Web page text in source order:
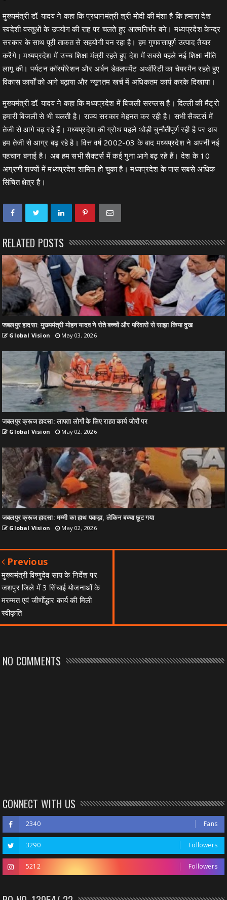
मुख्यमंत्री डॉ. यादव ने कहा कि प्रधानमंत्री श्री मोदी की मंशा है कि हमारा देश
स्वदेशी वस्तुओं के उपयोग की राह पर चलते हुए आत्मनिर्भर बने। मध्यप्रदेश केन्द्र
सरकार के साथ पूरी ताकत से सहयोगी बन रहा है। हम गुणवत्तापूर्ण उत्पाद तैयार
करेंगे। मध्यप्रदेश में उच्च शिक्षा मंत्री रहते हुए देश में सबसे पहले नई शिक्षा नीति
लागू की। पर्यटन कॉरपोरेशन और अर्बन डेवलपमेंट अथॉरिटी का चेयरमैन रहते हुए
विकास कार्यों को आगे बढ़ाया और न्यूनतम खर्च में अधिकतम कार्य करके दिखाया।
मुख्यमंत्री डॉ. यादव ने कहा कि मध्यप्रदेश में बिजली सरप्लस है। दिल्ली की मैट्रो
हमारी बिजली से भी चलती है। राज्य सरकार मेहनत कर रही है। सभी सैक्टर्स में
तेजी से आगे बढ़ रहे हैं। मध्यप्रदेश की ग्रोथ पहले थोड़ी चुनौतीपूर्ण रही है पर अब
हम तेजी से आग्र बढ़ रहे है। वित्त वर्ष 2002-03 के बाद मध्यप्रदेश ने अपनी नई
पहचान बनाई है। अब हम सभी सैक्टर्स में कई गुना आगे बढ़ रहे हैं। देश के 10
अग्रणी राज्यों में मध्यप्रदेश शामिल हो चुका है। मध्यप्रदेश के पास सबसे अधिक
सिंचित क्षेत्र है।
RELATED POSTS
जबलपुर हादसा: मुख्यमंत्री मोहन यादव ने रोते बच्चों और परिवारों से साझा किया दुख
Global Vision May 03, 2026
जबलपुर क्रूज हादसा: लापता लोगों के लिए राहत कार्य जोरों पर
Global Vision May 02, 2026
जबलपुर क्रूज हादसा: मम्मी का हाथ पकड़ा, लेकिन बच्चा छूट गया
Global Vision May 02, 2026
Previous
मुख्यमंत्री विष्णुदेव साय के निर्देश पर
जशपुर जिले में 3 सिंचाई योजनाओं के
मरम्मत एवं जीर्णाेद्धार कार्य की मिली
स्वीकृति
NO COMMENTS
CONNECT WITH US
2340 Fans
3290 Followers
5212 Followers